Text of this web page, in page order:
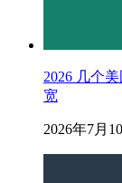
2026 几个
宽
2026年7月